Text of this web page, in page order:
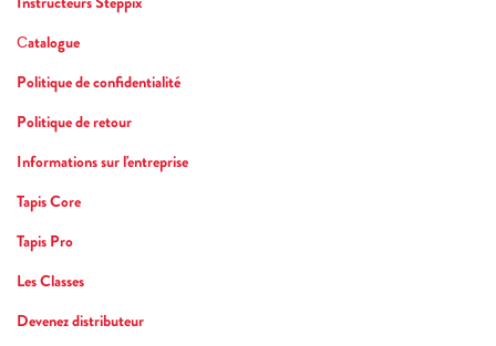
Сatalogue
Politique de confidentialité
Politique de retour
Informations sur l'entreprise
Tapis Core
Tapis Pro
Les Classes
Devenez distributeur